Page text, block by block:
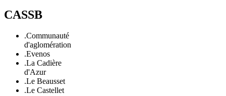
CASSB
.Communauté
d'aglomération
.Evenos
.La Cadière
d'Azur
.Le Beausset
.Le Castellet